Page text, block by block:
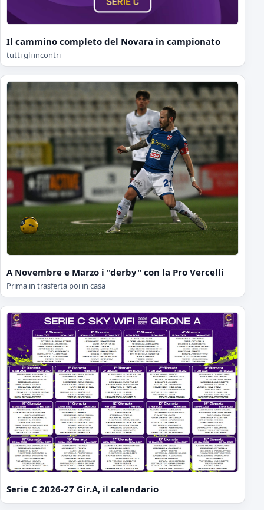
Il cammino completo del Novara in campionato
tutti gli incontri
A Novembre e Marzo i "derby" con la Pro Vercelli
Prima in trasferta poi in casa
Serie C 2026-27 Gir.A, il calendario